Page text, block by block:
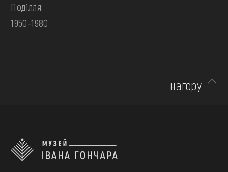
Поділля
1950-1980
нагору